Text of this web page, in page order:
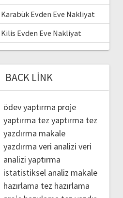
Karabük Evden Eve Nakliyat
Kilis Evden Eve Nakliyat
BACK LINK
ödev yaptırma proje
yaptırma tez yaptırma tez
yazdırma makale
yazdırma veri analizi veri
analizi yaptırma
istatistiksel analiz makale
hazırlama tez hazırlama